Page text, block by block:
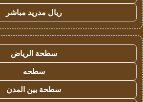
ريال مدريد مباشر
سطحة الرياض
سطحه
سطحة بين المدن